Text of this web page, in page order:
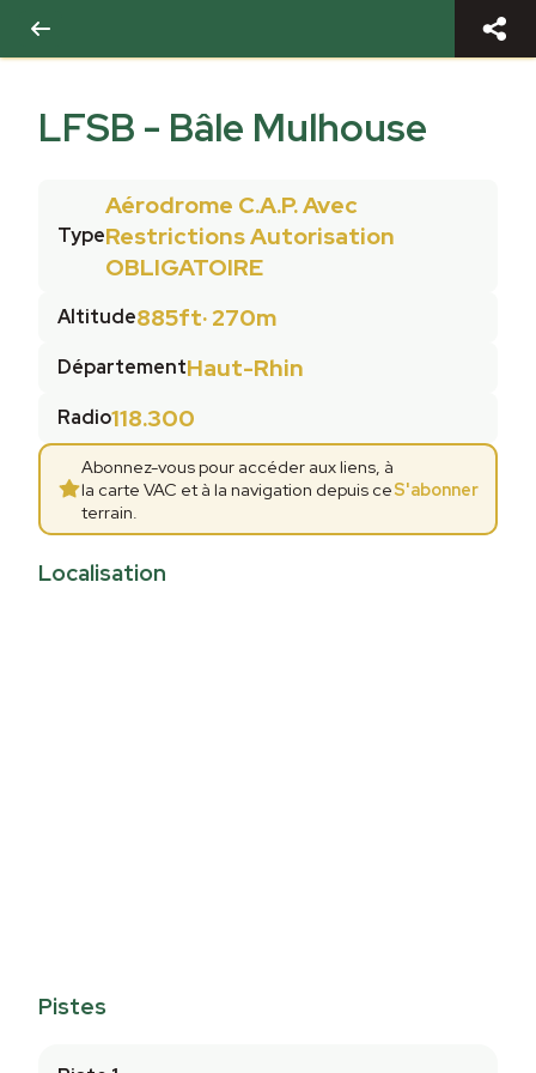
LFSB - Bâle Mulhouse
Type
Aérodrome C.A.P. Avec
Restrictions Autorisation
OBLIGATOIRE
Altitude885ft·270m
DépartementHaut-Rhin
Radio118.300
Abonnez-vous pour accéder aux liens, à
la carte VAC et à la navigation depuis ce
terrain.
S'abonner
Localisation
Pistes